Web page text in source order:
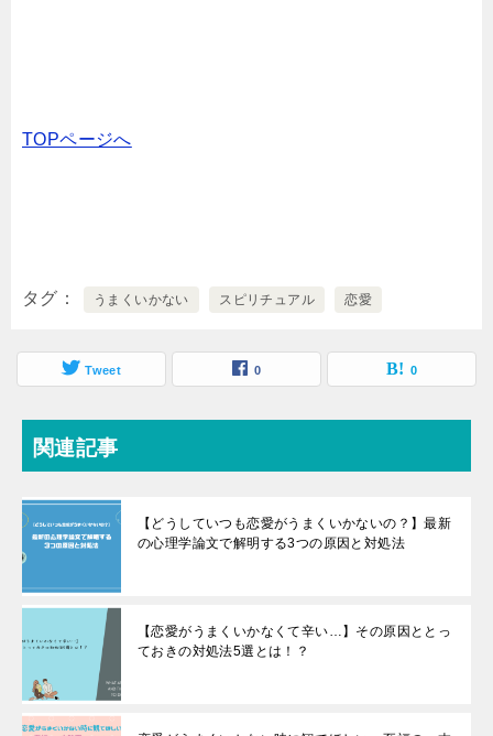
TOPページへ
タグ うまくいかない スピリチュアル 恋愛
Tweet 0 0
関連記事
【どうしていつも恋愛がうまくいかないの？】最新
の心理学論文で解明する3つの原因と対処法
【恋愛がうまくいかなくて辛い…】その原因ととっ
ておきの対処法5選とは！？